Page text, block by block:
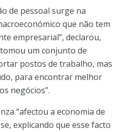
de pessoal surge na
que não tem
empresarial”, declarou,
um conjunto de
postos de trabalho, mas
para encontrar melhor
negócios”.
“afectou a economia de
explicando que esse facto